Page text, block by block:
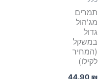
תמרים
מג'הול
גדול
במשקל
(המחיר
לקילו)
44.90 ₪